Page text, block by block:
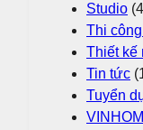
Studio
Thi
Thiết kế
Tin tức
Tuyển